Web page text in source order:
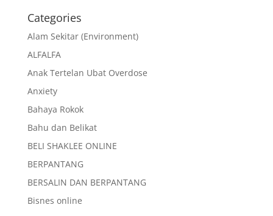
Categories
Alam Sekitar (Environment)
ALFALFA
Anak Tertelan Ubat Overdose
Anxiety
Bahaya Rokok
Bahu dan Belikat
BELI SHAKLEE ONLINE
BERPANTANG
BERSALIN DAN BERPANTANG
Bisnes online